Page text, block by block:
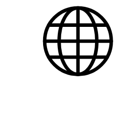
Skip to main content